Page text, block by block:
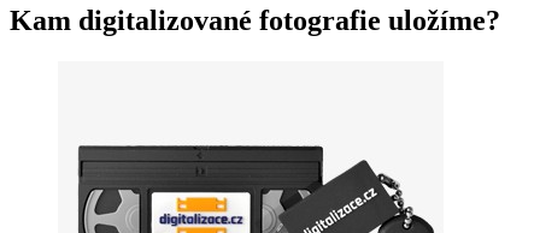
Kam digitalizované fotografie uložíme?